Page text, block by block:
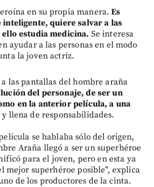
en su propia manera.Es
quiere salvar a las
estudia medicina. Se interesa
ayudar a las personas en el modo
la joven actriz.
a las pantallas del hombre araña
del personaje, de ser un
en la anterior película, a una
y llena de responsabilidades.
se hablaba sólo del origen,
Araña llegó a ser un superhéroe
para el joven, pero en esta ya
mejor superhéroe posible", explica
de los productores de la cinta.